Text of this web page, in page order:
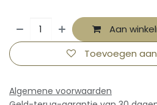
Aan
Toevoegen
Algemene voorwaarden